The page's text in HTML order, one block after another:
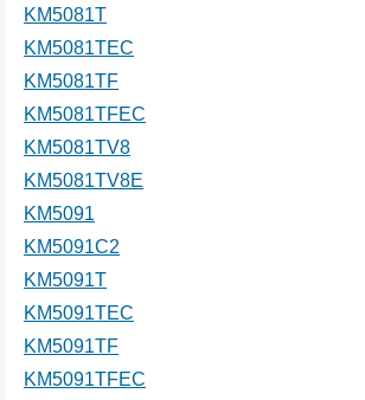
KM5081T
KM5081TEC
KM5081TF
KM5081TFEC
KM5081TV8
KM5081TV8E
KM5091
KM5091C2
KM5091T
KM5091TEC
KM5091TF
KM5091TFEC